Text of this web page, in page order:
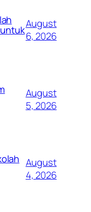
August
6, 2026
August
5, 2026
August
4, 2026